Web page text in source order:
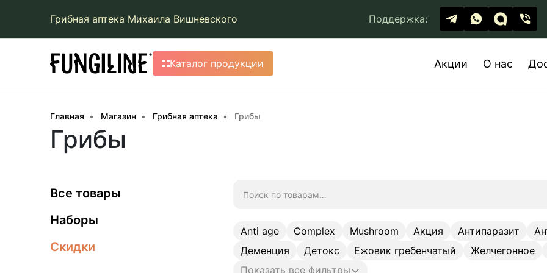
Грибная аптека Михаила Вишневского Поддержка:
Каталог продукции Акции О нас
Главная Магазин Грибная аптека Грибы
Грибы
Anti age Complex Mushroom Акция Антипаразит
Деменция
Детокс Ежовик гребенчатый Желчегонное
Показать все фильтры
Все товары
Наборы
Скидки